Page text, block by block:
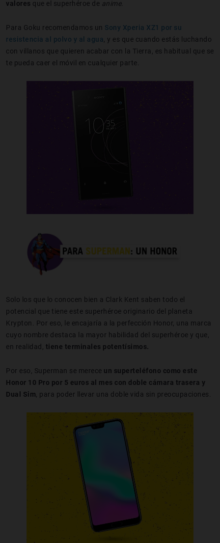
valores que el superhéroe de anime.
Para Goku recomendamos un Sony Xperia XZ1 por su
resistencia al polvo y al agua, y es que cuando estás luchando
con villanos que quieren acabar con la Tierra, es habitual que se
te pueda caer el móvil en cualquier parte.
Solo los que lo conocen bien a Clark Kent saben todo el
potencial que tiene este superhéroe originario del planeta
Krypton. Por eso, le encajaría a la perfección Honor, una marca
cuyo nombre destaca la mayor habilidad del superhéroe y que,
en realidad,
tiene terminales potentísimos.
Por eso, Superman se merece un superteléfono como este
Honor 10 Pro por 5 euros al mes con doble cámara trasera y
Dual Sim , para poder llevar una doble vida sin preocupaciones.